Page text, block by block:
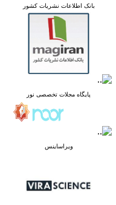
پرتال نشریات علمی و
پژوهشی
پایگاه علوم استنادی جهان
اسلام
پایگاه مجلات تخصصی نور
پایگاه مرکز اطلاعات جهاد
دانشگاهی
پرتال جامع علوم انسانی
بانک اطلاعات نشریات
کشور
google scholar
linked in
Academia
بانک اطلاعات نشریات کشور
پایگاه مجلات تخصصی نور
ویراساینس